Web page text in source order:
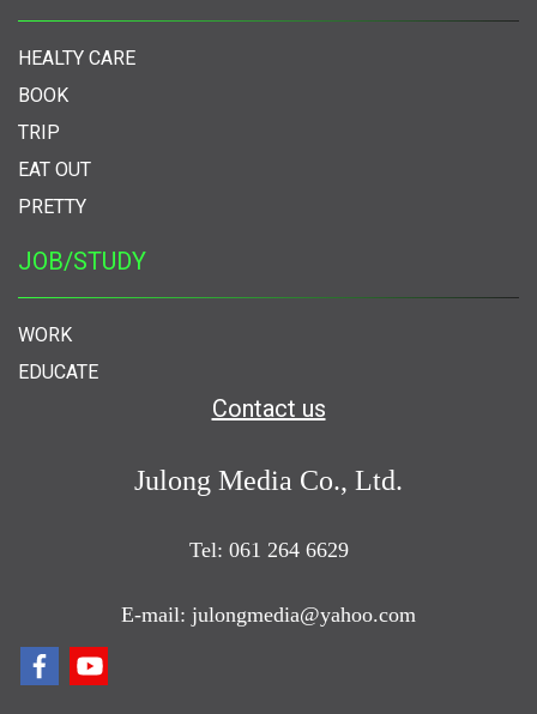
HEALTY CARE
BOOK
TRIP
EAT OUT
PRETTY
JOB/STUDY
WORK
EDUCATE
Contact us
Julong Media Co., Ltd.
Tel: 061 264 6629
E-mail: julongmedia@yahoo.com